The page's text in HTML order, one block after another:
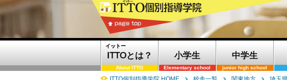
イットー
ITTOとは？
About ITTO
小学生
Elementary school
中学生
junior high school